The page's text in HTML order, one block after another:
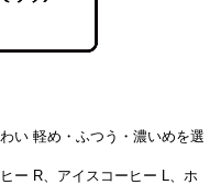
い 軽め・ふつう・濃いめを選
ー R、アイスコーヒー L、ホ